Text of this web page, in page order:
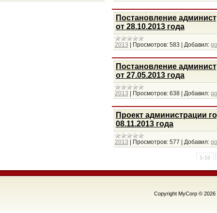
Постановление
от 28.10.2013 года
2013 | Просмотров: 583 | Добавил:
Постановление
от 27.05.2013 года
2013 | Просмотров: 638| Добавил:
Проект администрации
08.11.2013 года
2013 | Просмотров: 577 | Добавил:
1-10
Copyright MyCorp © 2026